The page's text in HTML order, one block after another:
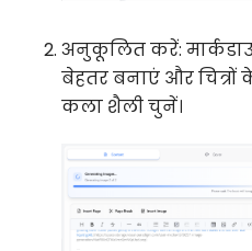
अनुकूलित करें:
बेहतर बनाएं और चित्रों
कला शैली चुनें।